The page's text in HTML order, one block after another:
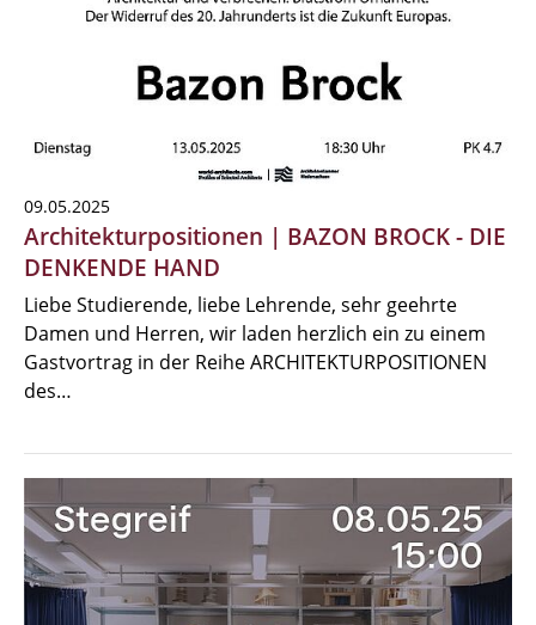
09.05.2025
Architekturpositionen | BAZON BROCK - DIE
DENKENDE HAND
Liebe Studierende, liebe Lehrende, sehr geehrte
Damen und Herren, wir laden herzlich ein zu einem
Gastvortrag in der Reihe ARCHITEKTURPOSITIONEN
des…